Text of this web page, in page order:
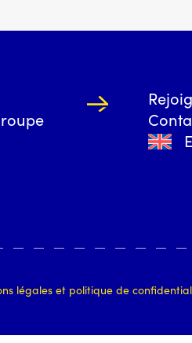
légales et politique de